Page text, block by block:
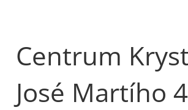
Centrum
José Martího